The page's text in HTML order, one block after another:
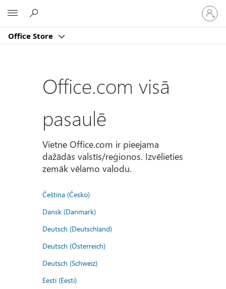
Office Store
savā
kontā
Office.com visā
pasaulē
Vietne Office.com ir pieejama
dažādās valstīs/reģionos. Izvēlieties
zemāk vēlamo valodu.
Čeština (Česko)
Dansk (Danmark)
Deutsch (Deutschland)
Deutsch (Österreich)
Deutsch (Schweiz)
Eesti (Eesti)